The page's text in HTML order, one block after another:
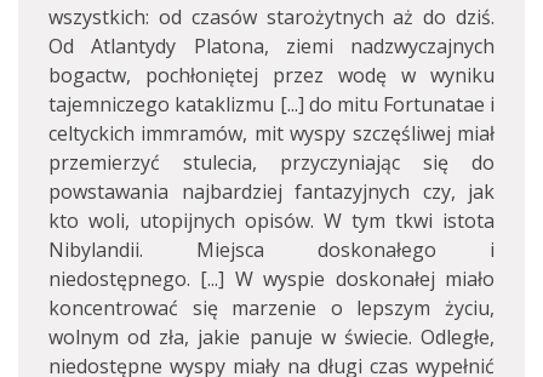
wszystkich: od czasów starożytnych aż do dziś.
Od Atlantydy Platona, ziemi nadzwyczajnych
bogactw, pochłoniętej przez wodę w wyniku
tajemniczego kataklizmu [...] do mitu Fortunatae i
celtyckich immramów, mit wyspy szczęśliwej miał
przemierzyć stulecia, przyczyniając się do
powstawania najbardziej fantazyjnych czy, jak
kto woli, utopijnych opisów. W tym tkwi istota
Nibylandii. Miejsca doskonałego i
niedostępnego. [...] W wyspie doskonałej miało
koncentrować się marzenie o lepszym życiu,
wolnym od zła, jakie panuje w świecie. Odległe,
niedostępne wyspy miały na długi czas wypełnić